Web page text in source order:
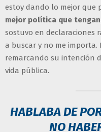
estoy dando lo mejor que
mejor política que
sostuvo en declaraciones
a buscar y no me importa.
remarcando su intención
vida pública.
HABLABA DE
NO